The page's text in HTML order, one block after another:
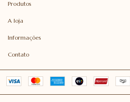
Produtos
A loja
Informações
Contato